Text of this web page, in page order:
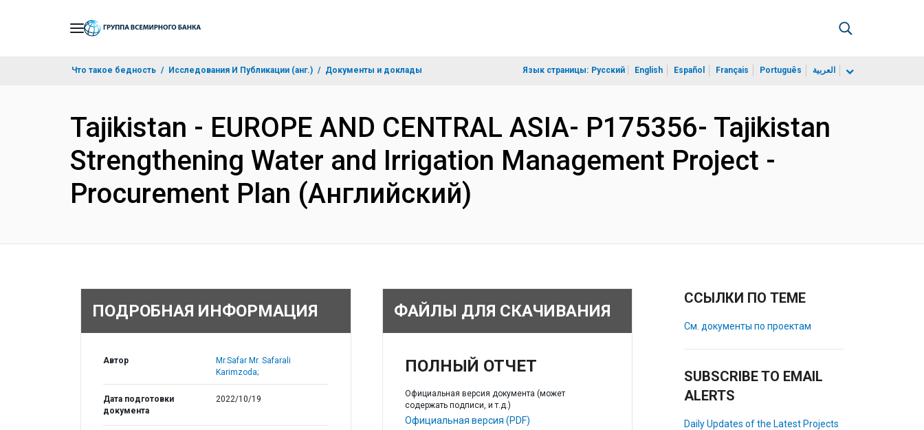
Что такое бедность Исследования И Публикации (анг.) Документы и доклады Язык страницы: Русский English Español Français Português العربية
Tajikistan - EUROPE AND CENTRAL ASIA- P175356- Tajikistan
Strengthening Water and Irrigation Management Project -
Procurement Plan (Английский)
ПОДРОБНАЯ ИНФОРМАЦИЯ
Автор
Mr.Safar Mr. Safarali
Karimzoda;
Дата подготовки
документа
2022/10/19
ФАЙЛЫ ДЛЯ СКАЧИВАНИЯ
ПОЛНЫЙ ОТЧЕТ
Официальная версия документа (может
содержать подписи, и т.д.)
Официальная версия (PDF)
ССЫЛКИ ПО ТЕМЕ
См. документы по проектам
SUBSCRIBE TO EMAIL
ALERTS
Daily Updates of the Latest Projects